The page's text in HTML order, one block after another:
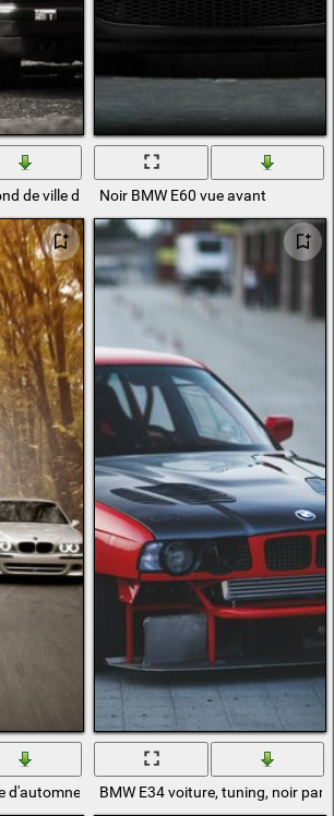
de ville de montagneNoir BMW E60 vue avant
d'automne à la vitesse deBMW E34 voiture, tuning, noir